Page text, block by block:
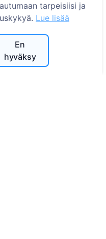
tarpeisiisi ja
Lue lisää
En
hyväksy